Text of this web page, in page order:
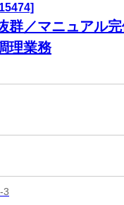
群／マニュアル
理業務
3